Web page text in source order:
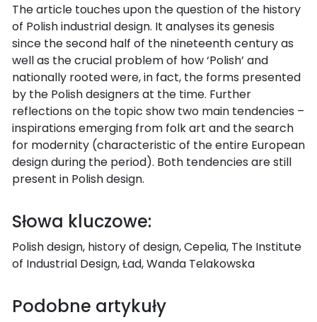
The article touches upon the question of the history
of Polish industrial design. It analyses its genesis
since the second half of the nineteenth century as
well as the crucial problem of how ‘Polish’ and
nationally rooted were, in fact, the forms presented
by the Polish designers at the time. Further
reflections on the topic show two main tendencies –
inspirations emerging from folk art and the search
for modernity (characteristic of the entire European
design during the period). Both tendencies are still
present in Polish design.
Słowa kluczowe:
Polish design, history of design, Cepelia, The Institute
of Industrial Design, Ład, Wanda Telakowska
Podobne artykuły